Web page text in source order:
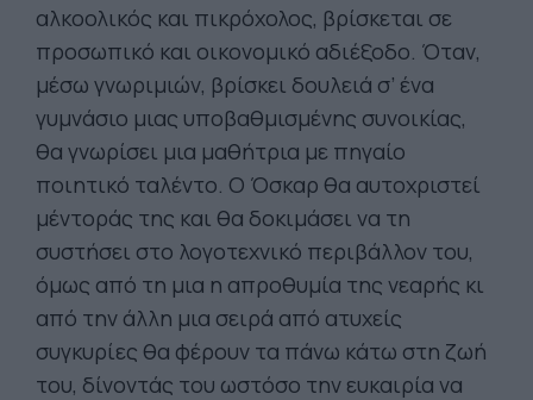
αλκοολικός και πικρόχολος, βρίσκεται σε
προσωπικό και οικονομικό αδιέξοδο. Όταν,
μέσω γνωριμιών, βρίσκει δουλειά σ’ ένα
γυμνάσιο μιας υποβαθμισμένης συνοικίας,
θα γνωρίσει μια μαθήτρια με πηγαίο
ποιητικό ταλέντο. Ο Όσκαρ θα αυτοχριστεί
μέντοράς της και θα δοκιμάσει να τη
συστήσει στο λογοτεχνικό περιβάλλον του,
όμως από τη μια η απροθυμία της νεαρής κι
από την άλλη μια σειρά από ατυχείς
συγκυρίες θα φέρουν τα πάνω κάτω στη ζωή
του, δίνοντάς του ωστόσο την ευκαιρία να